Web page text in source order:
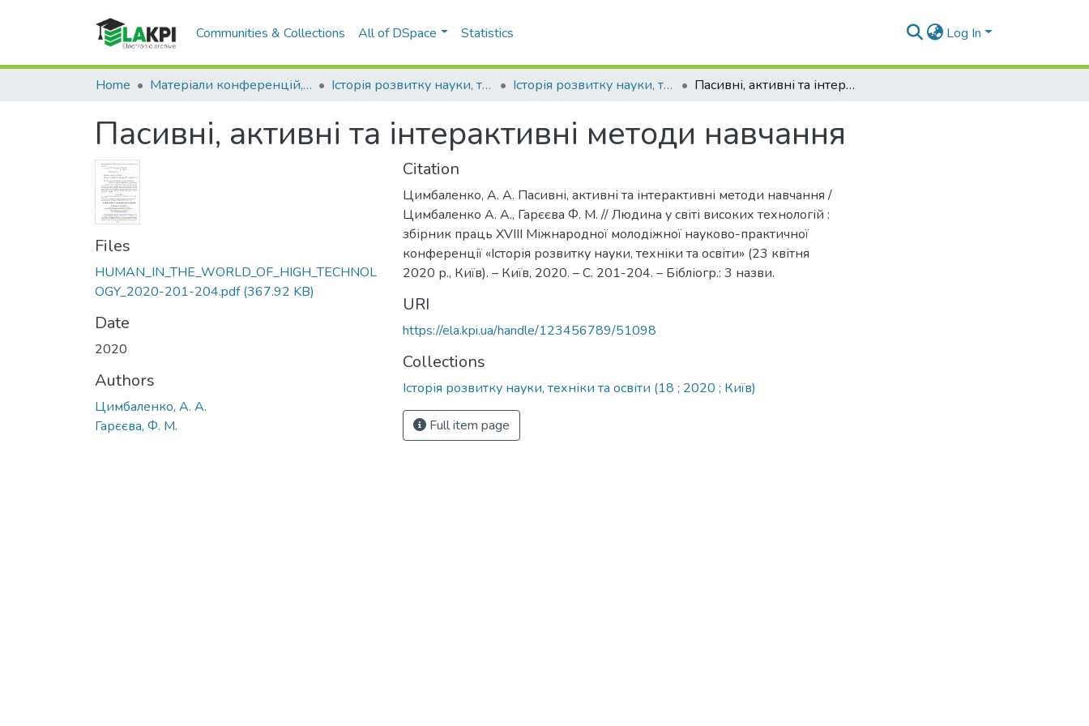
Communities & Collections All of DSpace Statistics Log In
Home Матеріали конференцій, семінарів і т.п. Історія розвитку науки, техніки та освіти Історія розвитку науки, техніки та освіти (18 ; 2020 ; Київ) Пасивні, активні та інтерактивні методи навчання
Пасивні, активні та інтерактивні методи навчання
Files
HUMAN_IN_THE_WORLD_OF_HIGH_TECHNOL
OGY_2020-201-204.pdf(367.92 KB)
Date
2020
Authors
Цимбаленко, А. А.
Гарєєва, Ф. М.
Citation
Цимбаленко, А. А. Пасивні, активні та інтерактивні методи навчання /
Цимбаленко А. А., Гарєєва Ф. М. // Людина у світі високих технологій :
збірник праць XVIII Міжнародної молодіжної науково-практичної
конференції «Історія розвитку науки, техніки та освіти» (23 квітня
2020 р., Київ). – Київ, 2020. – С. 201-204. – Бібліогр.: 3 назви.
URI
https://ela.kpi.ua/handle/123456789/51098
Collections
Історія розвитку науки, техніки та освіти (18 ; 2020 ; Київ)
Full item page